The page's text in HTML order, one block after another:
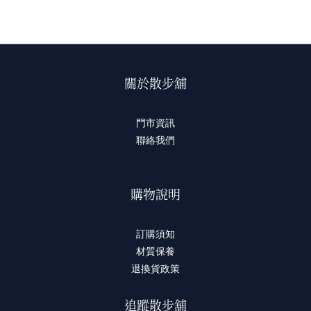
關於散步舖
門市資訊
聯絡我們
購物說明
訂購須知
材質保養
退換貨政策
追蹤散步舖